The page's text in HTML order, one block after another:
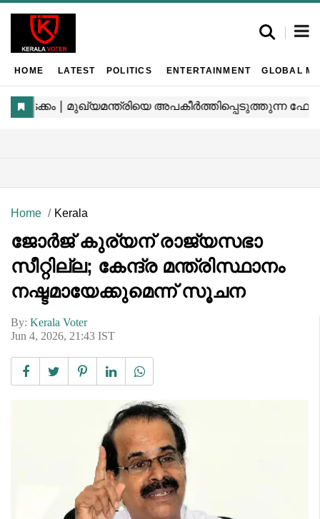
HOME LATEST POLITICS ENTERTAINMENT GLOBAL
Home Kerala
ജോർജ് കുര്യന് രാജ്യസഭാ
സീറ്റില്ല; കേന്ദ്ര മന്ത്രിസ്ഥാനം
നഷ്ടമായേക്കുമെന്ന് സൂചന
By: Kerala Voter
Jun 4, 2026, 21:43 IST